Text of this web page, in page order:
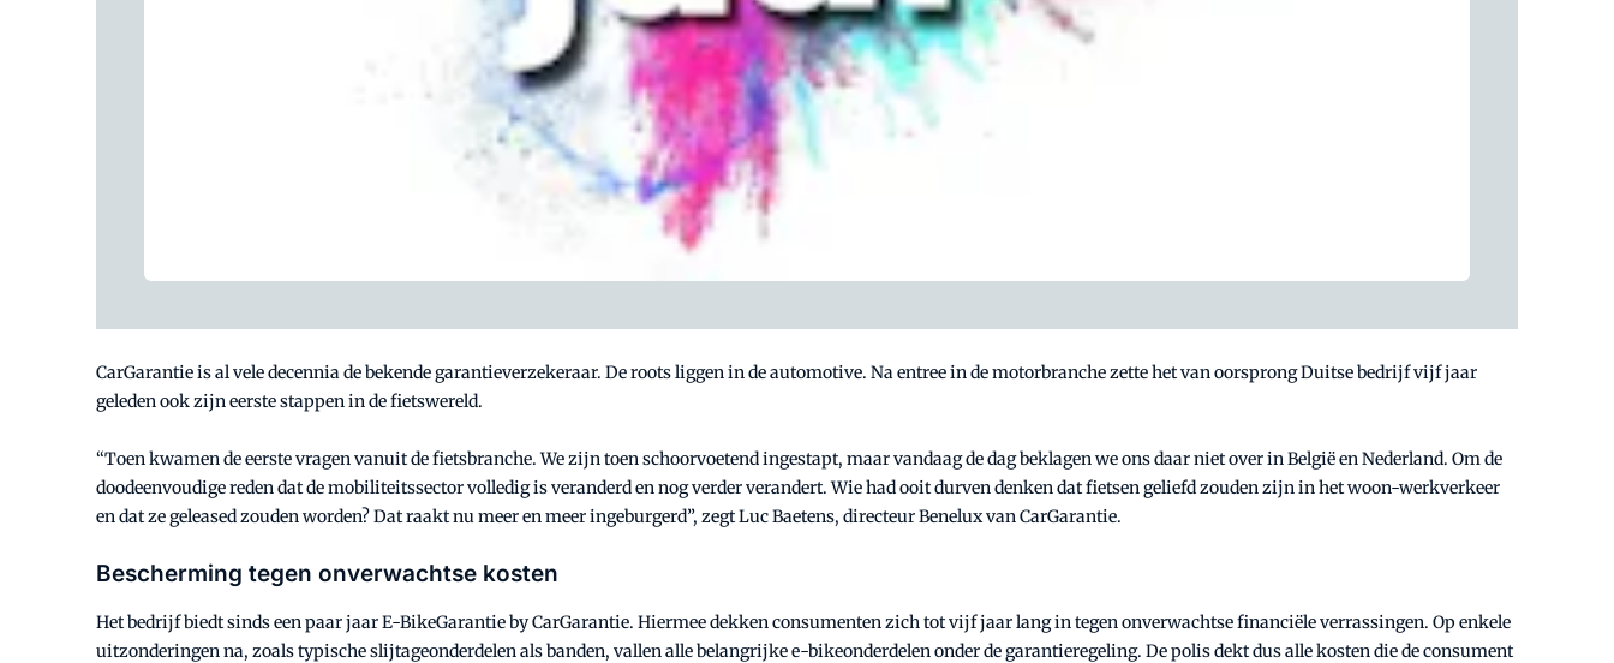
CarGarantie is al vele decennia de bekende garantieverzekeraar. De roots liggen in de automotive. Na entree in de motorbranche zette het van oorsprong Duitse bedrijf vijf jaar
geleden ook zijn eerste stappen in de fietswereld.
“Toen kwamen de eerste vragen vanuit de fietsbranche. We zijn toen schoorvoetend ingestapt, maar vandaag de dag beklagen we ons daar niet over in België en Nederland. Om de
doodeenvoudige reden dat de mobiliteitssector volledig is veranderd en nog verder verandert. Wie had ooit durven denken dat fietsen geliefd zouden zijn in het woon-werkverkeer
en dat ze geleased zouden worden? Dat raakt nu meer en meer ingeburgerd”, zegt Luc Baetens, directeur Benelux van CarGarantie.
Bescherming tegen onverwachtse kosten
Het bedrijf biedt sinds een paar jaar E-BikeGarantie by CarGarantie. Hiermee dekken consumenten zich tot vijf jaar lang in tegen onverwachtse financiële verrassingen. Op enkele
uitzonderingen na, zoals typische slijtageonderdelen als banden, vallen alle belangrijke e-bikeonderdelen onder de garantieregeling. De polis dekt dus alle kosten die de consument